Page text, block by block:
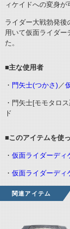
ィケイドへの変身が
ライダー大戦勃発後
用いて仮面ライダ
た。
■主な使用者
・ 門矢士(つかさ) ／
・門矢士[モモタロ
ド
■このアイテムを使
・ 仮面ライダーディ
・ 仮面ライダーディ
関連アイテム